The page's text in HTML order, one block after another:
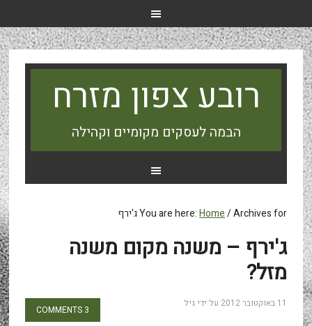
רובע צפון מזרח
הבמה לעסקים מקומיים וקהילה
You are here:Home/Archives for ג'ירף
ג'ירף – משנה מקום משנה
מזל?
11 באוקטובר 2012 על ידיגיל
3 COMMENTS